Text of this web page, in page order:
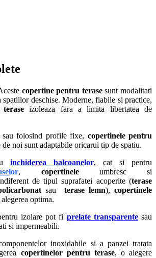
copertine pentru terasesunt modalitati
spatiilor deschise. Moderne, fiabile si practice,
izoleaza fara a limita libertatea de
sau folosind profile fixe, copertinele pentru
de noi sunt adaptabile oricarui tip de spatiu.
inchiderea balcoanelor, cat si pentru
lor, copertineleumbresc si
de tipul suprafatei acoperite (terase
sau terase lemn), copertinele
optima.
izolare pot fi prelate transparentesau
si impermeabili.
inoxidabile si a panzei tratata
copertinelor pentru terase, o alegere